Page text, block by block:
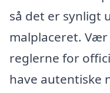
så det er synligt
malplaceret.
reglerne for
have autentiske